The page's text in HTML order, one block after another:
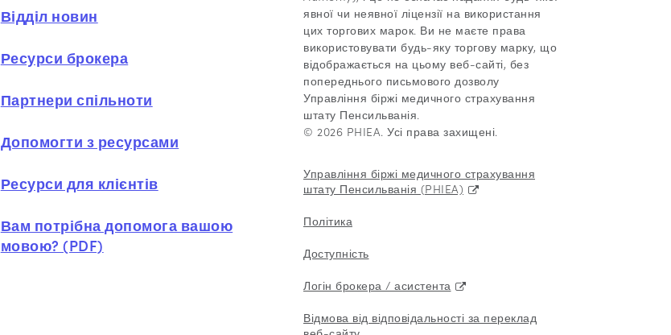
Відділ новин
Ресурси брокера
Партнери спільноти
Допомогти з ресурсами
Ресурси для клієнтів
Вам потрібна допомога вашою
мовою? (PDF)
явної чи неявної ліцензії на використання
цих торгових марок. Ви не маєте права
використовувати будь-яку торгову марку, що
відображається на цьому веб-сайті, без
попереднього письмового дозволу
Управління біржі медичного страхування
штату Пенсильванія.
© 2026 PHIEA. Усі права захищені.
Управління біржі медичного страхування
штату Пенсильванія (PHIEA)
Політика
Доступність
Логін брокера / асистента
Відмова від відповідальності за переклад